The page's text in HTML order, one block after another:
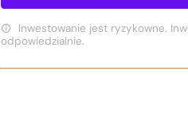
Inwestowanie jest ryzykowne.
odpowiedzialnie.